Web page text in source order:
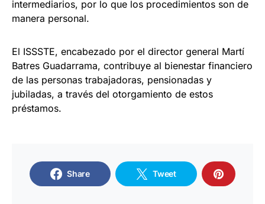
intermediarios, por lo que los procedimientos son de
manera personal.
El ISSSTE, encabezado por el director general Martí
Batres Guadarrama, contribuye al bienestar financiero
de las personas trabajadoras, pensionadas y
jubiladas, a través del otorgamiento de estos
préstamos.
Share Tweet